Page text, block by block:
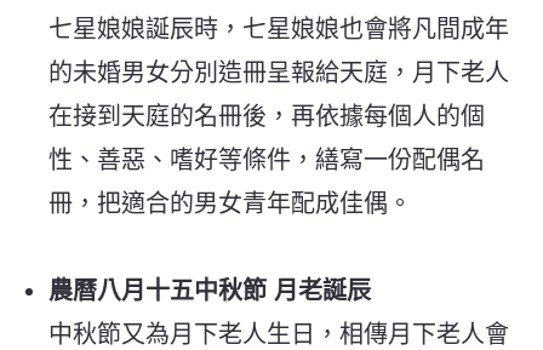
七星娘娘誕辰時，七星娘娘也會將凡間成年
的未婚男女分別造冊呈報給天庭，月下老人
在接到天庭的名冊後，再依據每個人的個
性、善惡、嗜好等條件，繕寫一份配偶名
冊，把適合的男女青年配成佳偶。
農曆八月十五中秋節 月老誕辰
中秋節又為月下老人生日，相傳月下老人會